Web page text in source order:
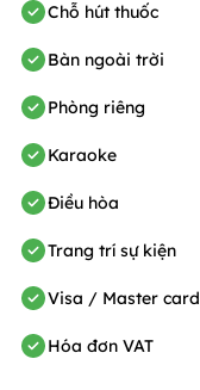
Chỗ hút thuốc
Bàn ngoài trời
Phòng riêng
Karaoke
Điều hòa
Trang trí sự kiện
Visa / Master card
Hóa đơn VAT